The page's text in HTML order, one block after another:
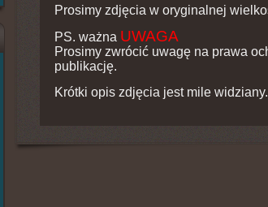
Prosimy zdjęcia w oryginalnej
PS. ważna UWAGA
Prosimy zwrócić uwagę na prawa
publikację.
Krótki opis zdjęcia jest mile widziany.